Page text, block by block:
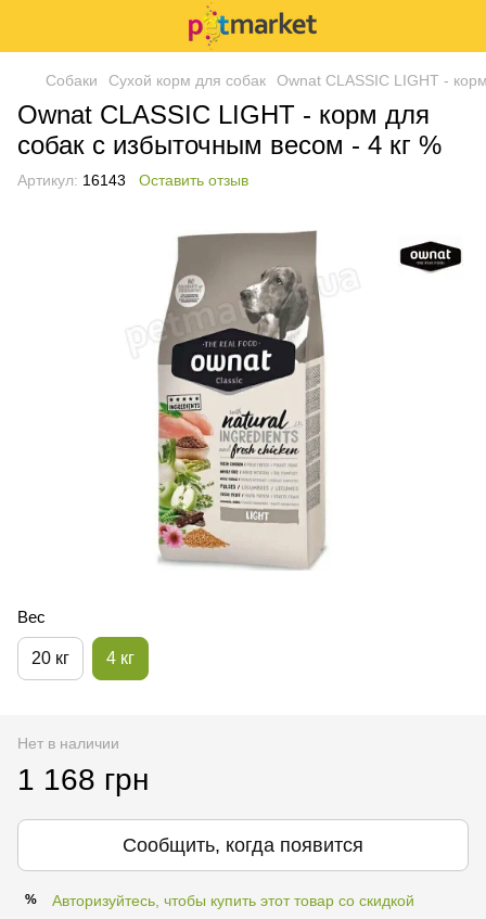
Собаки Сухой корм для собак Ownat CLASSIC LIGHT -
Ownat CLASSIC LIGHT - корм для
собак с избыточным весом - 4 кг %
Артикул: 16143 Оставить отзыв
Вес
20 кг 4 кг
Нет в наличии
1 168 грн
Сообщить, когда появится
% Авторизуйтесь, чтобы купить этот товар со скидкой